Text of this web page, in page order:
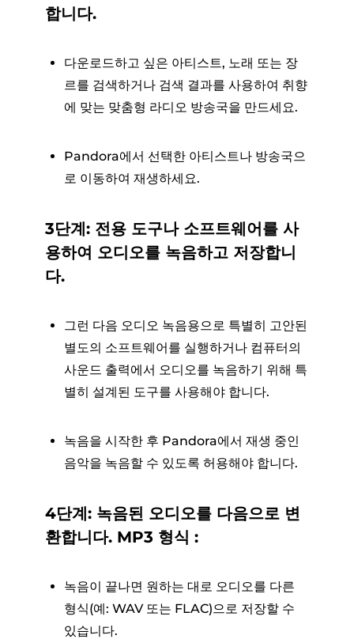
합니다.
다운로드하고 싶은 아티스트, 노래 또는 장
르를 검색하거나 검색 결과를 사용하여 취향
에 맞는 맞춤형 라디오 방송국을 만드세요.
Pandora에서 선택한 아티스트나 방송국으
로 이동하여 재생하세요.
3단계: 전용 도구나 소프트웨어를 사
용하여 오디오를 녹음하고 저장합니
다.
그런 다음 오디오 녹음용으로 특별히 고안된
별도의 소프트웨어를 실행하거나 컴퓨터의
사운드 출력에서 ​​오디오를 녹음하기 위해 특
별히 설계된 도구를 사용해야 합니다.
녹음을 시작한 후 Pandora에서 재생 중인
음악을 녹음할 수 있도록 허용해야 합니다.
4단계: 녹음된 오디오를 다음으로 변
환합니다. MP3 형식 :
녹음이 끝나면 원하는 대로 오디오를 다른
형식(예: WAV 또는 FLAC)으로 저장할 수
있습니다.